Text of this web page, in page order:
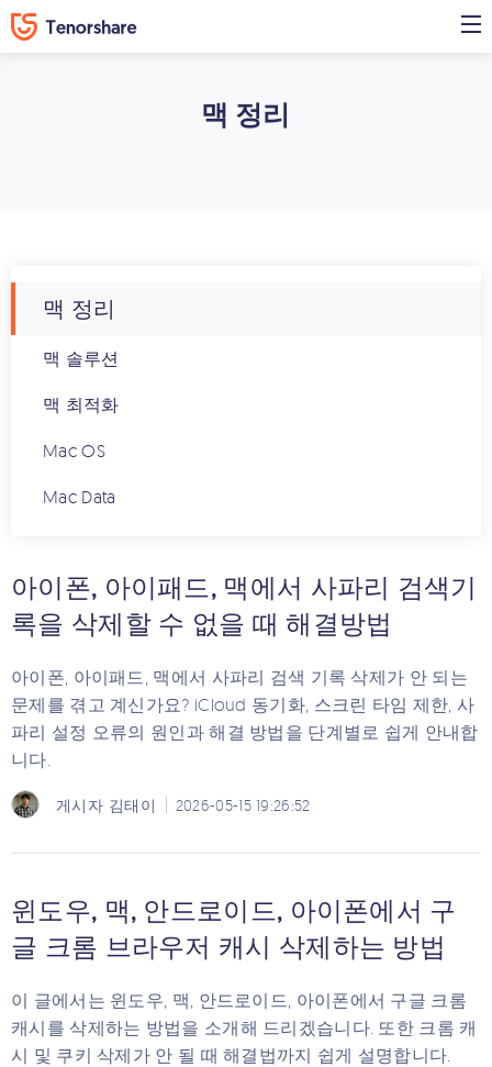
맥 정리
맥 정리
맥 솔루션
맥 최적화
Mac OS
Mac Data
아이폰, 아이패드, 맥에서 사파리 검색기
록을 삭제할 수 없을 때 해결방법
아이폰, 아이패드, 맥에서 사파리 검색 기록 삭제가 안 되는
문제를 겪고 계신가요? iCloud 동기화, 스크린 타임 제한, 사
파리 설정 오류의 원인과 해결 방법을 단계별로 쉽게 안내합
니다.
게시자 김태이 2026-05-15 19:26:52
윈도우, 맥, 안드로이드, 아이폰에서 구
글 크롬 브라우저 캐시 삭제하는 방법
이 글에서는 윈도우, 맥, 안드로이드, 아이폰에서 구글 크롬
캐시를 삭제하는 방법을 소개해 드리겠습니다. 또한 크롬 캐
시 및 쿠키 삭제가 안 될 때 해결법까지 쉽게 설명합니다.